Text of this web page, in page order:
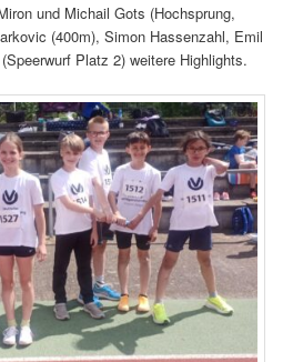
und Michail Gots (Hochsprung,
(400m), Simon Hassenzahl, Emil
Platz 2) weitere Highlights.